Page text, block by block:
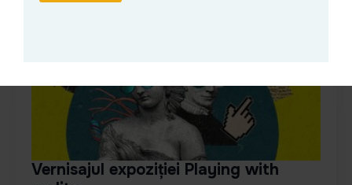
Vernisajul expoziției Playing with